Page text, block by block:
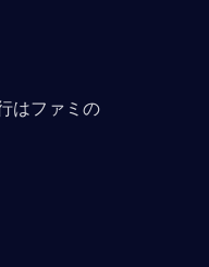
はファミの